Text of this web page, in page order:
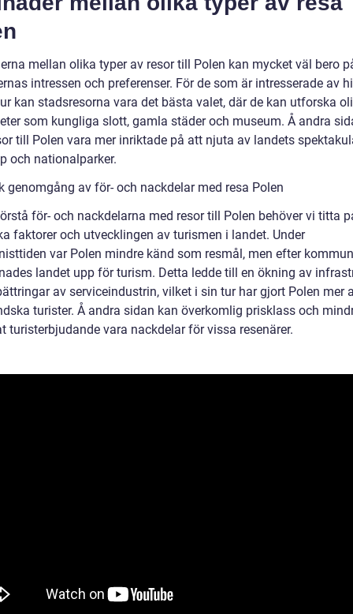
mellan olika typer av resor till Polen kan mycket väl bero
intressen och preferenser. För de som är intresserade av
kan stadsresorna vara det bästa valet, där de kan utforska
som kungliga slott, gamla städer och museum. Å andra
till Polen vara mer inriktade på att njuta av landets
och nationalparker.
genomgång av för- och nackdelar med resa Polen
för- och nackdelarna med resor till Polen behöver vi titta
faktorer och utvecklingen av turismen i landet. Under
var Polen mindre känd som resmål, men efter
landet upp för turism. Detta ledde till en ökning av
av serviceindustrin, vilket i sin tur har gjort Polen mer
turister. Å andra sidan kan överkomlig prisklass och
turisterbjudande vara nackdelar för vissa resenärer.